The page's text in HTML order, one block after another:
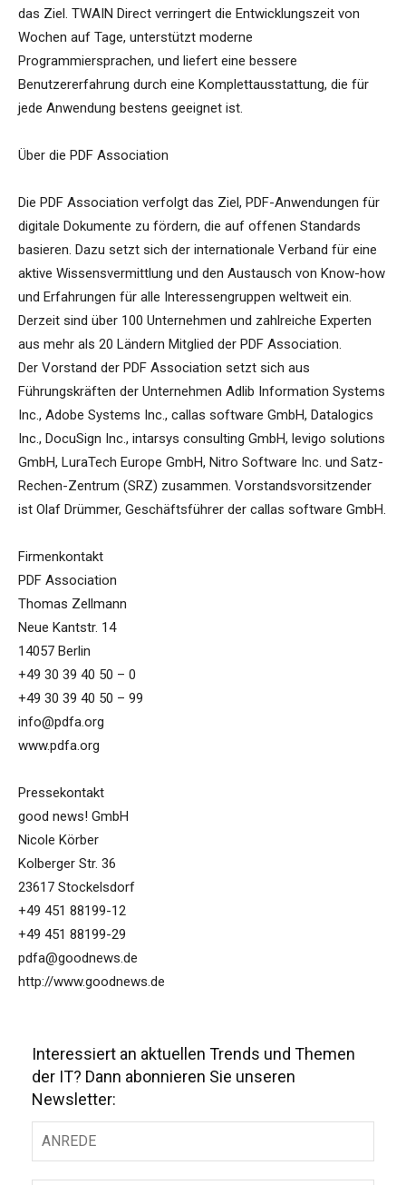
das Ziel. TWAIN Direct verringert die Entwicklungszeit von
Wochen auf Tage, unterstützt moderne
Programmiersprachen, und liefert eine bessere
Benutzererfahrung durch eine Komplettausstattung, die für
jede Anwendung bestens geeignet ist.
Über die PDF Association
Die PDF Association verfolgt das Ziel, PDF-Anwendungen für
digitale Dokumente zu fördern, die auf offenen Standards
basieren. Dazu setzt sich der internationale Verband für eine
aktive Wissensvermittlung und den Austausch von Know-how
und Erfahrungen für alle Interessengruppen weltweit ein.
Derzeit sind über 100 Unternehmen und zahlreiche Experten
aus mehr als 20 Ländern Mitglied der PDF Association.
Der Vorstand der PDF Association setzt sich aus
Führungskräften der Unternehmen Adlib Information Systems
Inc., Adobe Systems Inc., callas software GmbH, Datalogics
Inc., DocuSign Inc., intarsys consulting GmbH, levigo solutions
GmbH, LuraTech Europe GmbH, Nitro Software Inc. und Satz-
Rechen-Zentrum (SRZ) zusammen. Vorstandsvorsitzender
ist Olaf Drümmer, Geschäftsführer der callas software GmbH.
Firmenkontakt
PDF Association
Thomas Zellmann
Neue Kantstr. 14
14057 Berlin
+49 30 39 40 50 – 0
+49 30 39 40 50 – 99
info@pdfa.org
www.pdfa.org
Pressekontakt
good news! GmbH
Nicole Körber
Kolberger Str. 36
23617 Stockelsdorf
+49 451 88199-12
+49 451 88199-29
pdfa@goodnews.de
http://www.goodnews.de
Interessiert an aktuellen Trends und Themen
der IT? Dann abonnieren Sie unseren
Newsletter: